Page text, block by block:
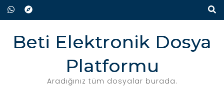
İçeriğe
atla
(Enter
tuşunaBeti Elektronik Dosya
Platformu
Aradığınız tüm dosyalar burada.